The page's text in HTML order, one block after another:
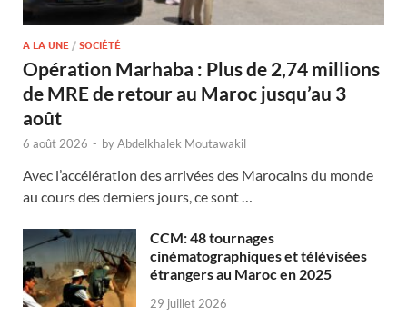
A LA UNE / SOCIÉTÉ
Opération Marhaba : Plus de 2,74 millions
de MRE de retour au Maroc jusqu’au 3
août
6 août 2026 - byAbdelkhalek Moutawakil
Avec l’accélération des arrivées des Marocains du monde
au cours des derniers jours, ce sont …
CCM: 48 tournages
cinématographiques et télévisées
étrangers au Maroc en 2025
29 juillet 2026